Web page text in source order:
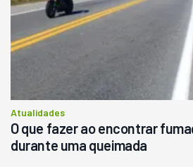
Atualidades
O que fazer ao encontrar
durante uma queimada